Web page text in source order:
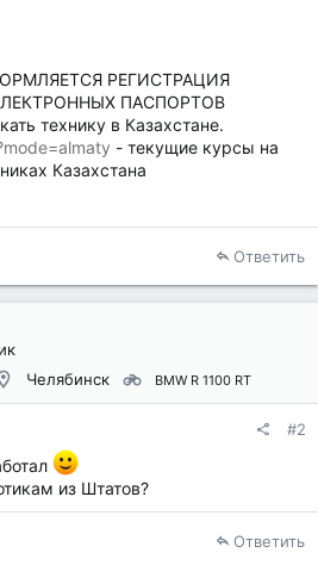
РЕГИСТРАЦИЯ
ПАСПОРТОВ
технику в Казахстане.
- текущие курсы на
Казахстана
Ответить
Челябинск BMW R 1100 RT
#2
из Штатов?
Ответить